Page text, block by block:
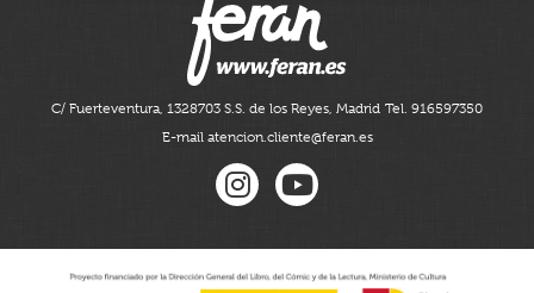
C/ Fuerteventura, 1328703 S.S. de los Reyes, Madrid Tel. 916597350
E-mail atencion.cliente@feran.es